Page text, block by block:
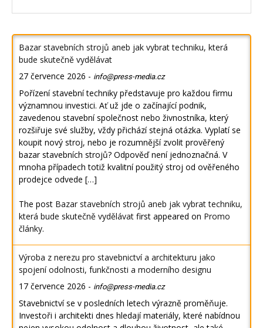
Bazar stavebních strojů aneb jak vybrat techniku, která
bude skutečně vydělávat
27 července 2026 - info@press-media.cz
Pořízení stavební techniky představuje pro každou firmu
významnou investici. Ať už jde o začínající podnik,
zavedenou stavební společnost nebo živnostníka, který
rozšiřuje své služby, vždy přichází stejná otázka. Vyplatí se
koupit nový stroj, nebo je rozumnější zvolit prověřený
bazar stavebních strojů? Odpověď není jednoznačná. V
mnoha případech totiž kvalitní použitý stroj od ověřeného
prodejce odvede […]
The post Bazar stavebních strojů aneb jak vybrat techniku,
která bude skutečně vydělávat first appeared on Promo
články.
Výroba z nerezu pro stavebnictví a architekturu jako
spojení odolnosti, funkčnosti a moderního designu
17 července 2026 - info@press-media.cz
Stavebnictví se v posledních letech výrazně proměňuje.
Investoři i architekti dnes hledají materiály, které nabídnou